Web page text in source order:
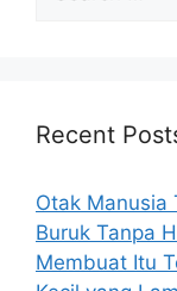
h
r
:
Recent
Otak Manusia
Buruk Tanpa
Membuat Itu